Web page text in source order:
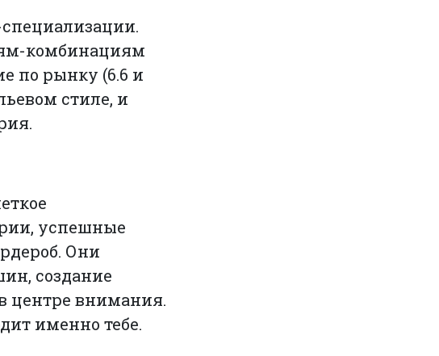
комбинациям
по рынку (6.6 и
стиле, и
успешные
Они
создание
центре внимания.
именно тебе.